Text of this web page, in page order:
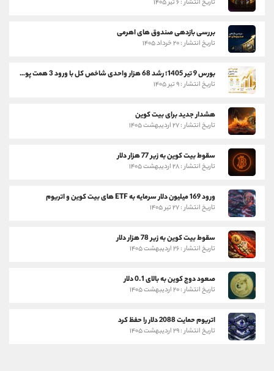
تاریخ انتشار : ۶ تیر ۱۴۰۵
بررسی بازدهی صندوق های اهرمی
تاریخ انتشار : ۲۰ خرداد ۱۴۰۵
بورس 9 تیر 1405؛ رشد 68 هزار واحدی شاخص کل با ورود 3 همت پول حقیقی
تاریخ انتشار : ۹ تیر ۱۴۰۵
هشدار جدید برای بیت کوین
تاریخ انتشار : ۲۷ اردیبهشت ۱۴۰۵
سقوط بیت کوین به زیر 77 هزار دلار
تاریخ انتشار : ۲۸ اردیبهشت ۱۴۰۵
ورود 169 میلیون دلار سرمایه به ETF های بیت کوین و اتریوم
تاریخ انتشار : ۲۷ تیر ۱۴۰۵
سقوط بیت کوین به زیر 78 هزار دلار
تاریخ انتشار : ۲۶ اردیبهشت ۱۴۰۵
صعود دوج کوین به بالای 0.1 دلار
تاریخ انتشار : ۲۰ اردیبهشت ۱۴۰۵
اتریوم حمایت 2088 دلار را حفظ کرد
تاریخ انتشار : ۲۹ اردیبهشت ۱۴۰۵